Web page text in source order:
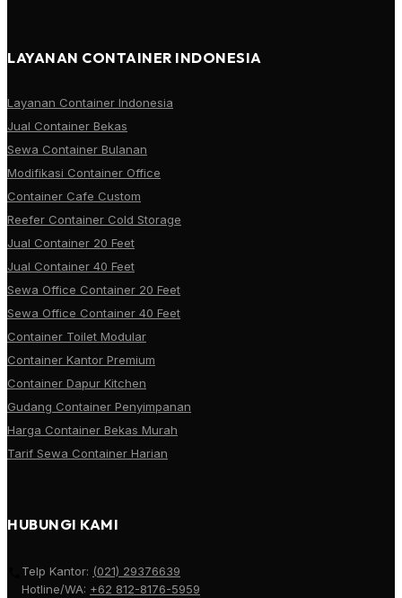
LAYANAN CONTAINER INDONESIA
Layanan Container Indonesia
Jual Container Bekas
Sewa Container Bulanan
Modifikasi Container Office
Container Cafe Custom
Reefer Container Cold Storage
Jual Container 20 Feet
Jual Container 40 Feet
Sewa Office Container 20 Feet
Sewa Office Container 40 Feet
Container Toilet Modular
Container Kantor Premium
Container Dapur Kitchen
Gudang Container Penyimpanan
Harga Container Bekas Murah
Tarif Sewa Container Harian
HUBUNGI KAMI
Telp Kantor: (021) 29376639
Hotline/WA: +62 812-8176-5959